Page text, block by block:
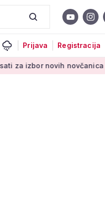
Prijava Registracija
novih novčanica eura: